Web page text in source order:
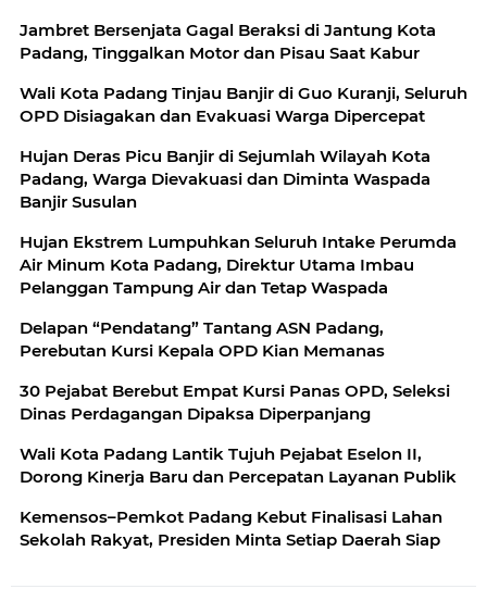
Jambret Bersenjata Gagal Beraksi di Jantung Kota
Padang, Tinggalkan Motor dan Pisau Saat Kabur
Wali Kota Padang Tinjau Banjir di Guo Kuranji, Seluruh
OPD Disiagakan dan Evakuasi Warga Dipercepat
Hujan Deras Picu Banjir di Sejumlah Wilayah Kota
Padang, Warga Dievakuasi dan Diminta Waspada
Banjir Susulan
Hujan Ekstrem Lumpuhkan Seluruh Intake Perumda
Air Minum Kota Padang, Direktur Utama Imbau
Pelanggan Tampung Air dan Tetap Waspada
Delapan “Pendatang” Tantang ASN Padang,
Perebutan Kursi Kepala OPD Kian Memanas
30 Pejabat Berebut Empat Kursi Panas OPD, Seleksi
Dinas Perdagangan Dipaksa Diperpanjang
Wali Kota Padang Lantik Tujuh Pejabat Eselon II,
Dorong Kinerja Baru dan Percepatan Layanan Publik
Kemensos–Pemkot Padang Kebut Finalisasi Lahan
Sekolah Rakyat, Presiden Minta Setiap Daerah Siap